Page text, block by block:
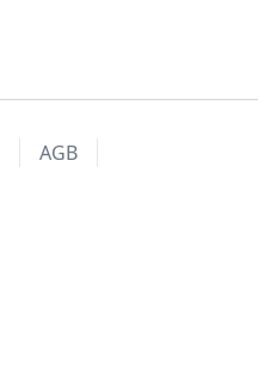
AGB